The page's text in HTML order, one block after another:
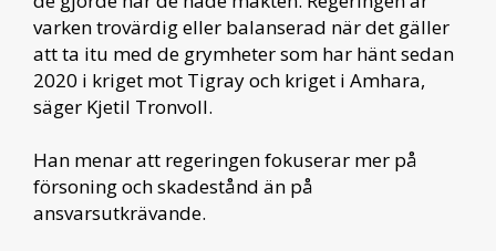
varken trovärdig eller balanserad när det gäller
att ta itu med de grymheter som har hänt sedan
2020 i kriget mot Tigray och kriget i Amhara,
säger Kjetil Tronvoll.
Han menar att regeringen fokuserar mer på
försoning och skadestånd än på
ansvarsutkrävande.